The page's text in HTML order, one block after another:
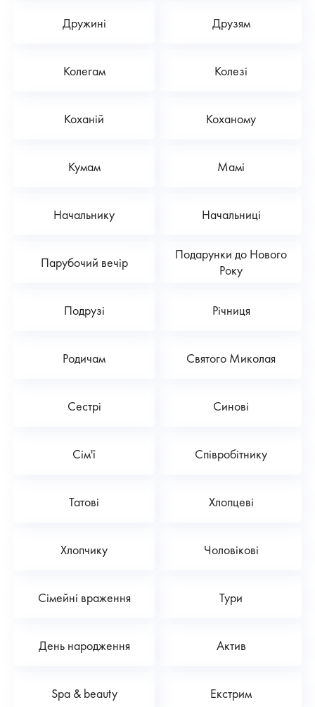
Дружині Друзям
Колегам Колезі
Коханій Коханому
Кумам Мамі
Начальнику Начальниці
Парубочий вечір
Подарунки до Нового
Року
Подрузі Річниця
Родичам Святого Миколая
Сестрі Синові
Сім'ї Співробітнику
Татові Хлопцеві
Хлопчику Чоловікові
Сімейні враження Тури
День народження Актив
Spa & beauty Екстрим